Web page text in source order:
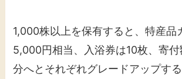
1,000株以上を保有すると、特産品
5,000円相当、入浴券は10枚、寄
分へとそれぞれグレードアップす